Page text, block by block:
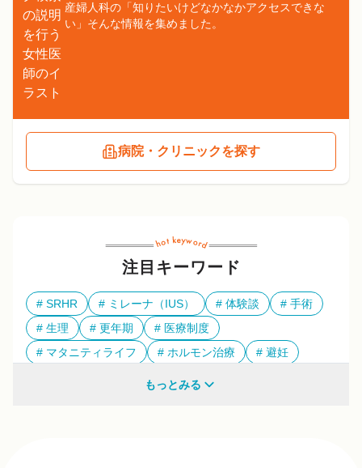
産婦人科の「知りたいけどなかなかアクセスできな
い」そんな情報を集めました。
病院・クリニックを探す
注目キーワード
SRHR ミレーナ（IUS） 体験談
手術
生理
更年期
医療制度
マタニティライフ
ホルモン治療
避妊
もっとみる